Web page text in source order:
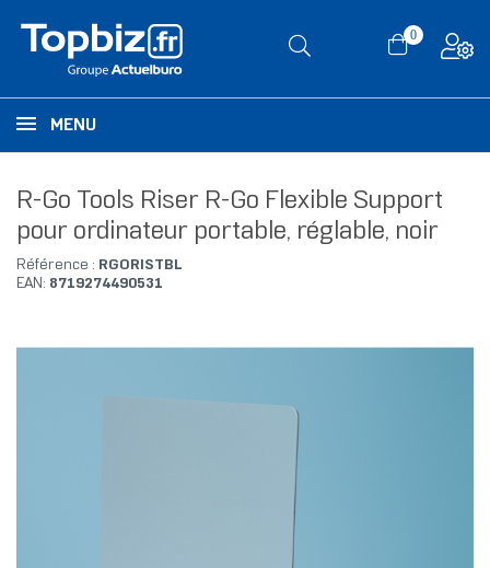
0
MENU
R-Go Tools Riser R-Go Flexible Support
pour ordinateur portable, réglable, noir
Référence : RGORISTBL
EAN: 8719274490531